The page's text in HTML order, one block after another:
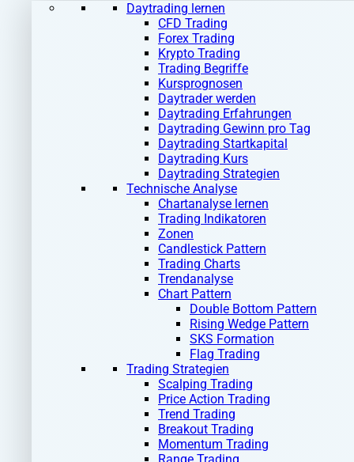
Daytrading lernen
CFD Trading
Forex Trading
Krypto Trading
Trading Begriffe
Kursprognosen
Daytrader werden
Daytrading Erfahrungen
Daytrading Gewinn pro Tag
Daytrading Startkapital
Daytrading Kurs
Daytrading Strategien
Technische Analyse
Chartanalyse lernen
Trading Indikatoren
Zonen
Candlestick Pattern
Trading Charts
Trendanalyse
Chart Pattern
Double Bottom Pattern
Rising Wedge Pattern
SKS Formation
Flag Trading
Trading Strategien
Scalping Trading
Price Action Trading
Trend Trading
Breakout Trading
Momentum Trading